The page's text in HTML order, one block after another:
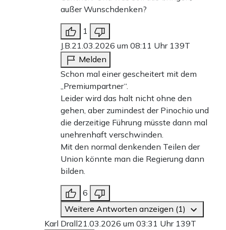
außer Wunschdenken?
1
J.B.21.03.2026 um 08:11 Uhr 139T
Melden
Schon mal einer gescheitert mit dem
„Premiumpartner“.
Leider wird das halt nicht ohne den
gehen, aber zumindest der Pinochio und
die derzeitige Führung müsste dann mal
unehrenhaft verschwinden.
Mit den normal denkenden Teilen der
Union könnte man die Regierung dann
bilden.
6
Weitere Antworten anzeigen (1)
Karl Drall21.03.2026 um 03:31 Uhr 139T